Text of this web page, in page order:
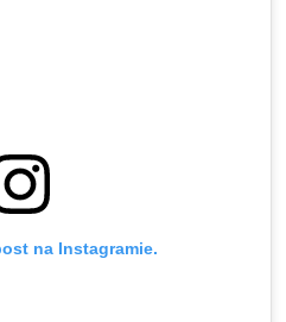
na Instagramie.